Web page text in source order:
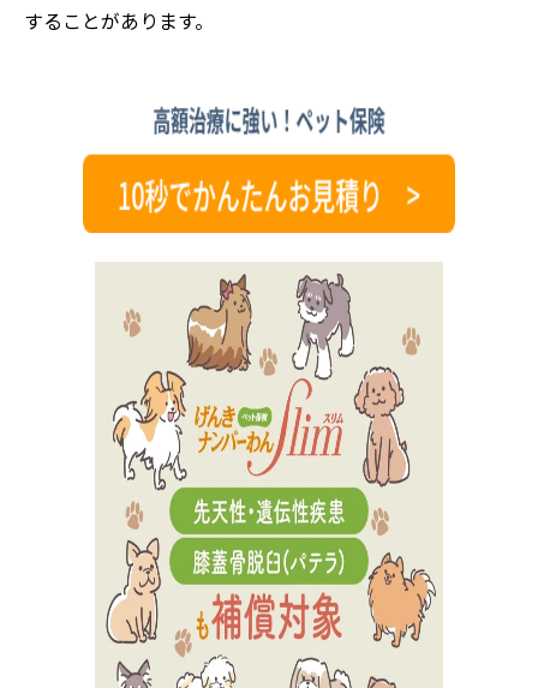
することがあります。